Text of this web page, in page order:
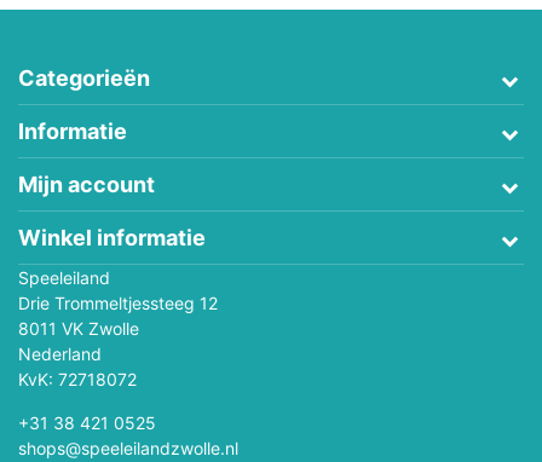
Categorieën
Informatie
Mijn account
Winkel informatie
Speeleiland
Drie Trommeltjessteeg 12
8011 VK Zwolle
Nederland
KvK: 72718072
+31 38 421 0525
shops@speeleilandzwolle.nl